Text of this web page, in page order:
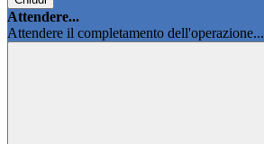
Attendere...
Attendere il completamento dell'operazione...